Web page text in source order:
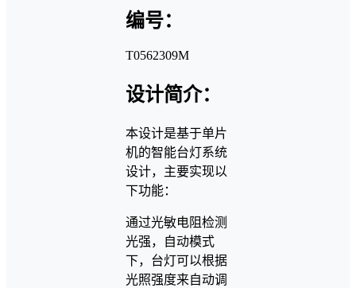
编号：
T0562309M
设计简介：
本设计是基于单片
机的智能台灯系统
设计，主要实现以
下功能：
通过光敏电阻检测
光强，自动模式
下，台灯可以根据
光照强度来自动调